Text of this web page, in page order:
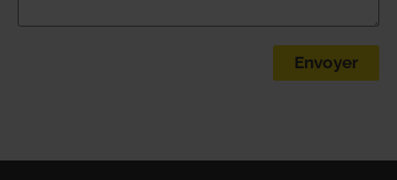
Envoyer